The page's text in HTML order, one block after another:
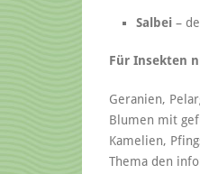
Salbei –
Für Insekten
Geranien,
Blumen mit
Kamelien,
Thema den